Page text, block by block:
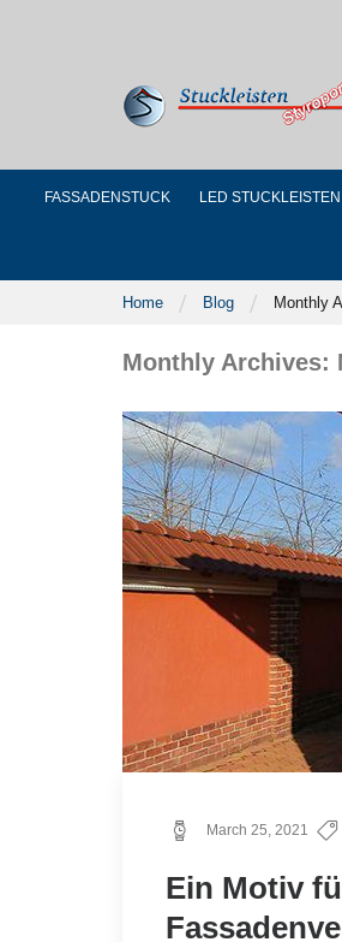
FASSADENSTUCK LED STUCKLEISTEN
Home Blog Monthly
Monthly Archives:
March 25, 2021
Ein Motiv